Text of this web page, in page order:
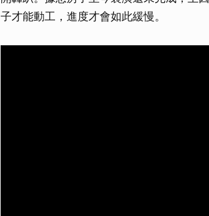
子才能動工，進度才會如此緩慢。